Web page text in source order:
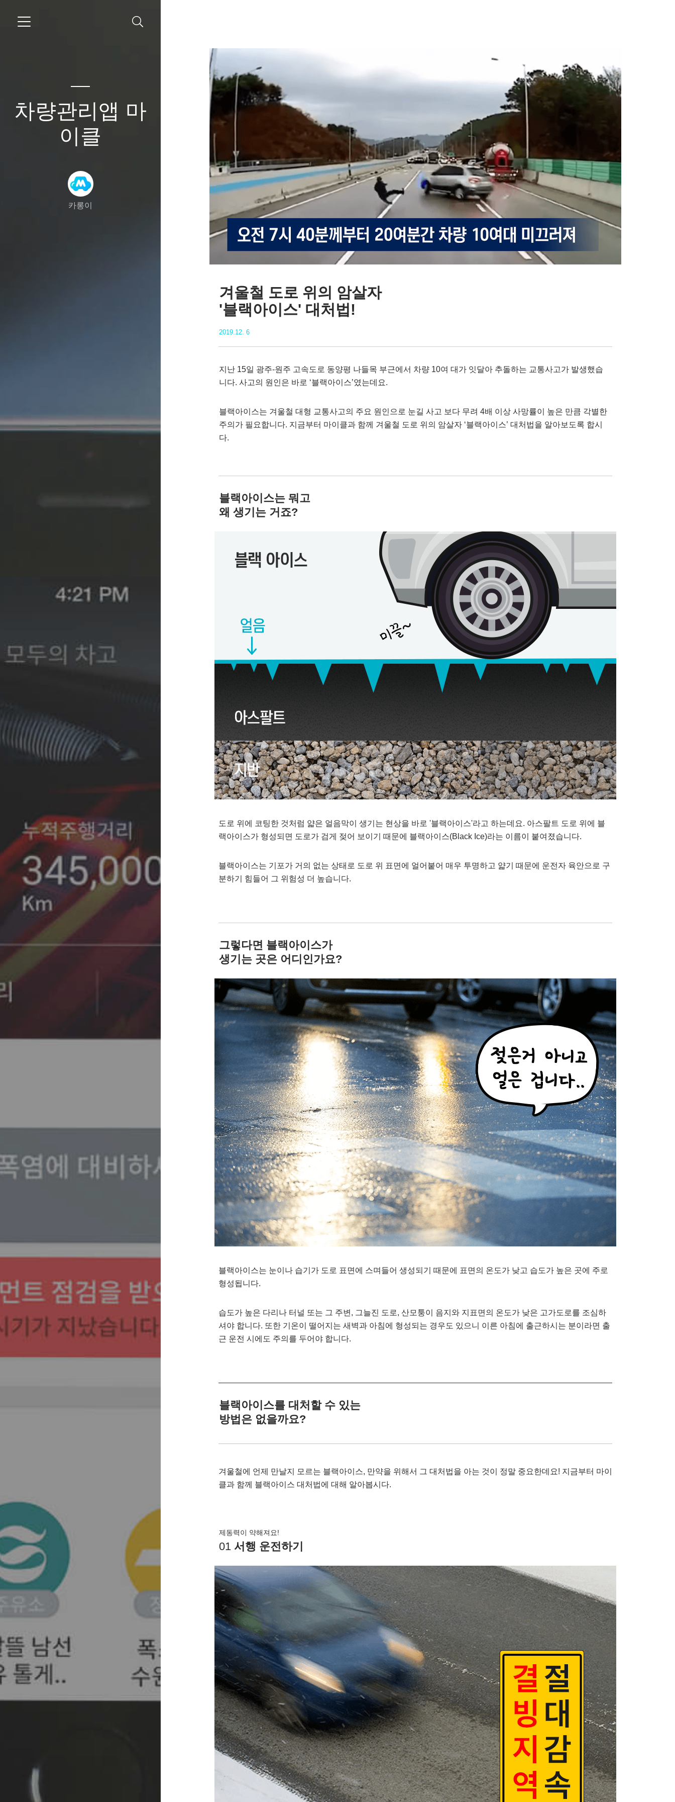
차량관리앱 마
이클
카롱이
겨울철 도로 위의 암살자
'블랙아이스' 대처법!
2019.12. 6
지난 15일 광주-원주 고속도로 동양평 나들목 부근에서 차량 10여 대가 잇달아 추돌하는 교통사고가 발생했습
니다. 사고의 원인은 바로 ‘블랙아이스’였는데요.
블랙아이스는 겨울철 대형 교통사고의 주요 원인으로 눈길 사고 보다 무려 4배 이상 사망률이 높은 만큼 각별한
주의가 필요합니다. 지금부터 마이클과 함께 겨울철 도로 위의 암살자 ‘블랙아이스’ 대처법을 알아보도록 합시
다.
블랙아이스는 뭐고
왜 생기는 거죠?
도로 위에 코팅한 것처럼 얇은 얼음막이 생기는 현상을 바로 '블랙아이스'라고 하는데요. 아스팔트 도로 위에 블
랙아이스가 형성되면 도로가 검게 젖어 보이기 때문에 블랙아이스(Black Ice)라는 이름이 붙여졌습니다.
블랙아이스는 기포가 거의 없는 상태로 도로 위 표면에 얼어붙어 매우 투명하고 얇기 때문에 운전자 육안으로 구
분하기 힘들어 그 위험성 더 높습니다.
그렇다면 블랙아이스가
생기는 곳은 어디인가요?
블랙아이스는 눈이나 습기가 도로 표면에 스며들어 생성되기 때문에 표면의 온도가 낮고 습도가 높은 곳에 주로
형성됩니다.
습도가 높은 다리나 터널 또는 그 주변, 그늘진 도로, 산모퉁이 음지와 지표면의 온도가 낮은 고가도로를 조심하
셔야 합니다. 또한 기온이 떨어지는 새벽과 아침에 형성되는 경우도 있으니 이른 아침에 출근하시는 분이라면 출
근 운전 시에도 주의를 두어야 합니다.
블랙아이스를 대처할 수 있는
방법은 없을까요?
겨울철에 언제 만날지 모르는 블랙아이스, 만약을 위해서 그 대처법을 아는 것이 정말 중요한데요! 지금부터 마이
클과 함께 블랙아이스 대처법에 대해 알아봅시다.
제동력이 약해져요!
01 서행 운전하기